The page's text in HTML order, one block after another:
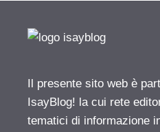
Il presente sito web è
IsayBlog! la cui rete
tematici di informazione